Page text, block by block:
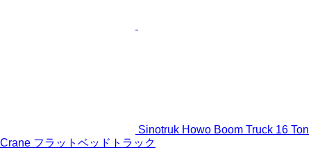
Sinotruk Howo Boom Truck 16 Ton
Crane フラットベッドトラック